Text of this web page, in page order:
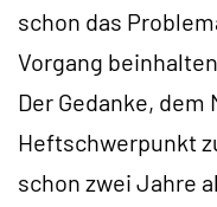
schon das
Vorgang
Der Gedanke,
Heftschwerpunkt
schon zwei Jahre